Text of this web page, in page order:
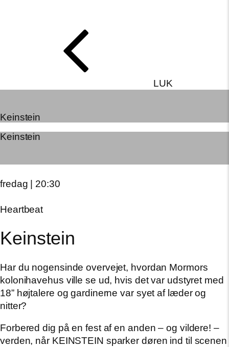
LUK
Keinstein
Keinstein
fredag | 20:30
Heartbeat
Keinstein
Har du nogensinde overvejet, hvordan Mormors
kolonihavehus ville se ud, hvis det var udstyret med
18” højtalere og gardinerne var syet af læder og
nitter?
Forbered dig på en fest af en anden – og vildere! –
verden, når KEINSTEIN sparker døren ind til scenen